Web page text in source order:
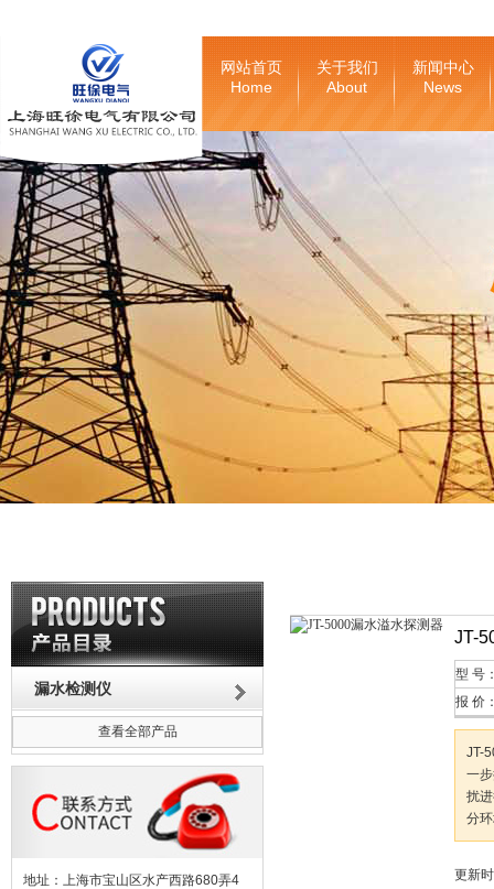
网站首页
Home
关于我们
About
新闻中心
News
漏水检测仪
查看全部产品
地址：上海市宝山区水产西路680弄4
JT-
型 号
报 价
JT-
一
扰
分
更新